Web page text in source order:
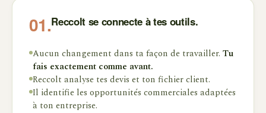
01. Reccolt se connecte à tes outils.
Aucun changement dans ta façon de travailler. Tu
fais exactement comme avant.
Reccolt analyse tes devis et ton fichier client.
Il identifie les opportunités commerciales adaptées
à ton entreprise.